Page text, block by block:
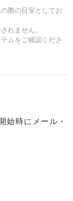
際の目安としてお
れません。
ムをご確認くださ
始時にメール・